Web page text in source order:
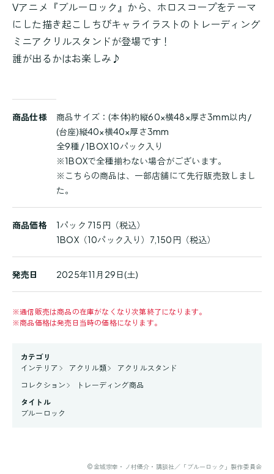
Vアニメ『ブルーロック』から、ホロスコープをテーマ
にした描き起こしちびキャライラストのトレーディング
ミニアクリルスタンドが登場です！
誰が出るかはお楽しみ♪
品
商品仕様
商品サイズ：(本体)約縦60×横48×厚さ3mm以内 /
(台座)縦40×横40×厚さ3mm
全9種 / 1BOX 10パック入り
※1BOXで全種揃わない場合がございます。
※こちらの商品は、一部店舗にて先行販売致しまし
た。
商品価格
1パック 715円（税込）
1BOX（10パック入り）7,150円（税込）
発売日 2025年11月29日(土)
※通信販売は商品の在庫がなくなり次第終了になります。
※商品価格は発売日当時の価格になります。
カテゴリ
インテリア
アクリル類
アクリルスタンド
コレクション
トレーディング商品
タイトル
ブルーロック
©金城宗幸・ノ村優介・講談社／「ブルーロック」製作委員会